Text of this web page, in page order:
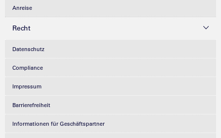
Anreise
Recht
Datenschutz
Compliance
Impressum
Barrierefreiheit
Informationen für Geschäftspartner